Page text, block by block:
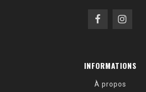
INFORMATIONS
À propos